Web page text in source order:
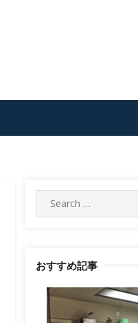
Search
for:
おすすめ記事